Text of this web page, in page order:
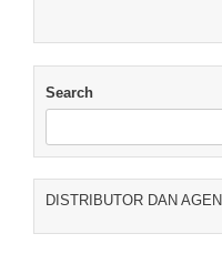
Search
DISTRIBUTOR DAN AGEN